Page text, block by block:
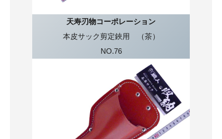
天寿刃物コーポレーション
本皮サック剪定鋏用 （茶）
NO.76